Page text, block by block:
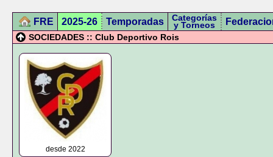
FRE 2025-26 Temporadas Categorías
y Torneos
SOCIEDADES :: Club Deportivo Rois
desde 2022